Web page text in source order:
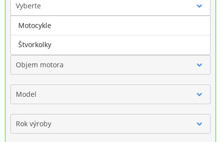
Vyberte
Značka
Objem motora
Model
Rok výroby
Motocykle
Štvorkolky